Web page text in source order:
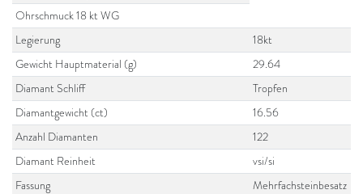
Ohrschmuck 18 kt WG
Legierung
18kt
Gewicht Hauptmaterial (g)
29.64
Diamant Schliff
Tropfen
Diamantgewicht (ct)
16.56
Anzahl Diamanten
122
Diamant Reinheit
vsi/si
Fassung
Mehrfachsteinbesatz